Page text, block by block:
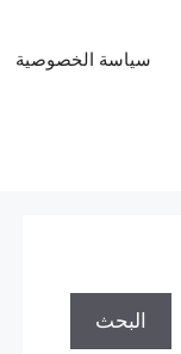
سياسة الخصوصية
البحث